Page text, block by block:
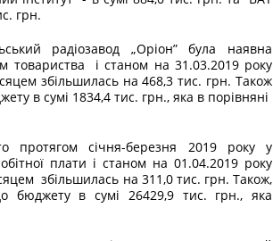
грн.
радіозавод „Оріон” була наявна
товариства і станом на 31.03.2019 року
збільшилась на 468,3 тис. грн. Також
в сумі 1834,4 тис. грн., яка в порівняні
протягом січня-березня 2019 року у
плати і станом на 01.04.2019 року
збільшилась на 311,0 тис. грн. Також,
бюджету в сумі 26429,9 тис. грн., яка